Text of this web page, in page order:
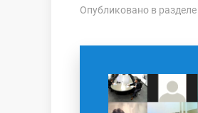
Опубликовано в разделе